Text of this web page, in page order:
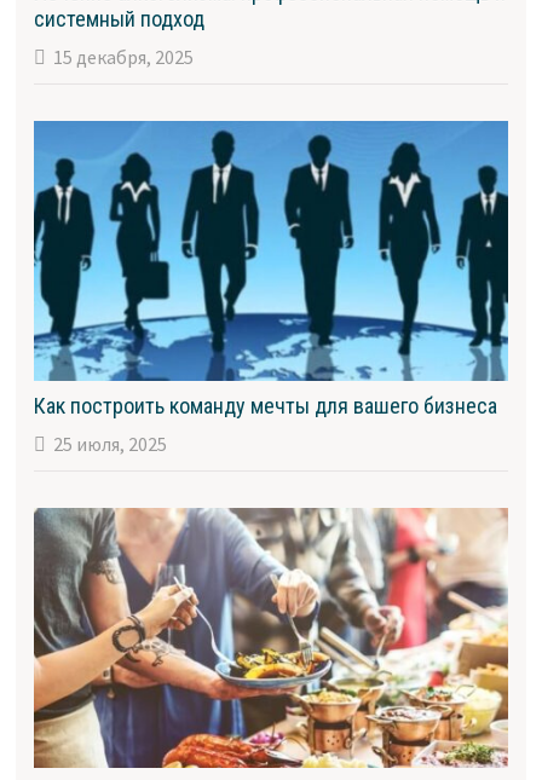
системный подход
15 декабря, 2025
Как построить команду мечты для вашего бизнеса
25 июля, 2025